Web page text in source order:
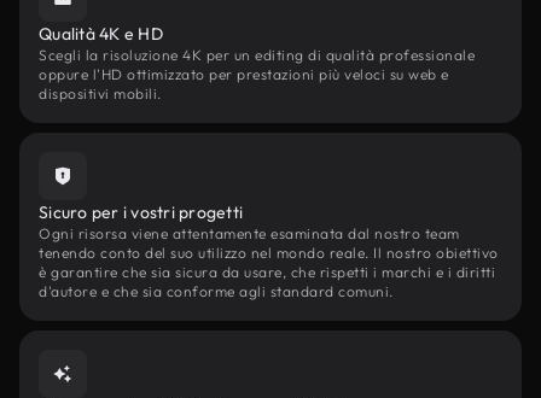
Qualità 4K e HD
Scegli la risoluzione 4K per un editing di qualità professionale
oppure l'HD ottimizzato per prestazioni più veloci su web e
dispositivi mobili.
Sicuro per i vostri progetti
Ogni risorsa viene attentamente esaminata dal nostro team
tenendo conto del suo utilizzo nel mondo reale. Il nostro obiettivo
è garantire che sia sicura da usare, che rispetti i marchi e i diritti
d'autore e che sia conforme agli standard comuni.